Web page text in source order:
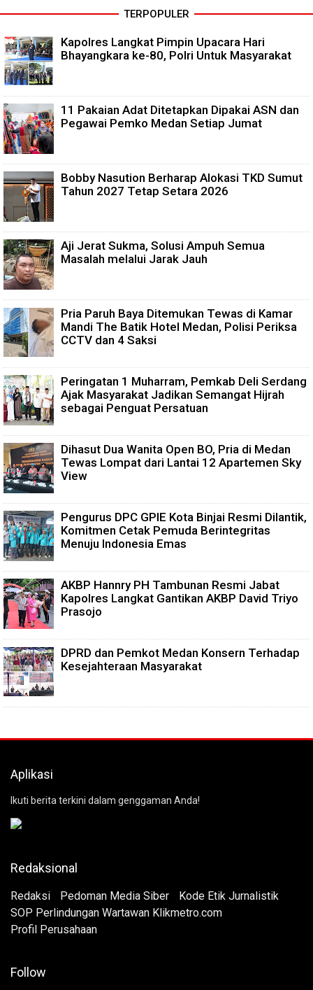
TERPOPULER
Kapolres Langkat Pimpin Upacara Hari
Bhayangkara ke-80, Polri Untuk Masyarakat
11 Pakaian Adat Ditetapkan Dipakai ASN dan
Pegawai Pemko Medan Setiap Jumat
Bobby Nasution Berharap Alokasi TKD Sumut
Tahun 2027 Tetap Setara 2026
Aji Jerat Sukma, Solusi Ampuh Semua
Masalah melalui Jarak Jauh
Pria Paruh Baya Ditemukan Tewas di Kamar
Mandi The Batik Hotel Medan, Polisi Periksa
CCTV dan 4 Saksi
Peringatan 1 Muharram, Pemkab Deli Serdang
Ajak Masyarakat Jadikan Semangat Hijrah
sebagai Penguat Persatuan
Dihasut Dua Wanita Open BO, Pria di Medan
Tewas Lompat dari Lantai 12 Apartemen Sky
View
Pengurus DPC GPIE Kota Binjai Resmi Dilantik,
Komitmen Cetak Pemuda Berintegritas
Menuju Indonesia Emas
AKBP Hannry PH Tambunan Resmi Jabat
Kapolres Langkat Gantikan AKBP David Triyo
Prasojo
DPRD dan Pemkot Medan Konsern Terhadap
Kesejahteraan Masyarakat
Aplikasi
Ikuti berita terkini dalam genggaman Anda!
Redaksional
Redaksi Pedoman Media Siber
Kode Etik Jurnalistik
SOP Perlindungan Wartawan Klikmetro.com
Profil Perusahaan
Follow